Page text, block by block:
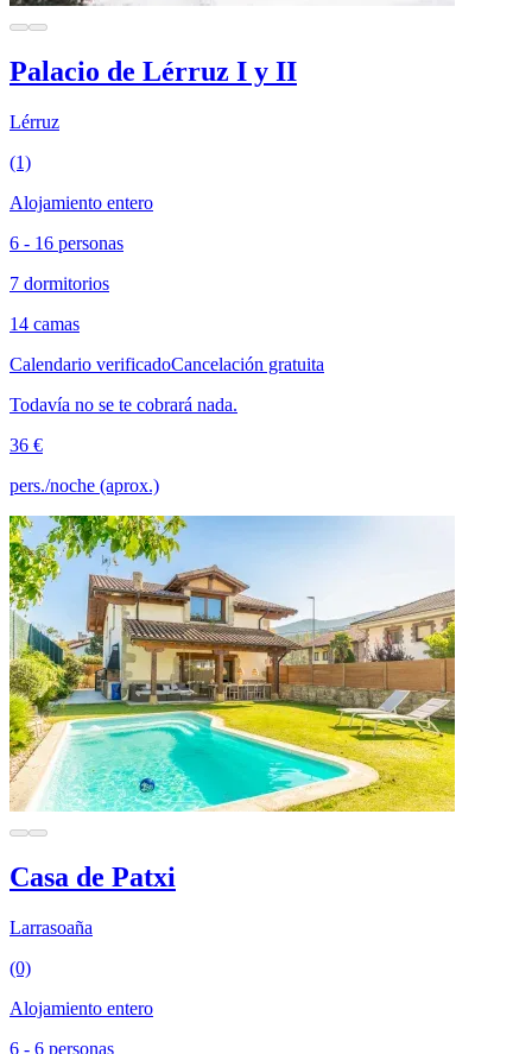
Palacio de Lérruz I y II
Lérruz
(1)
Alojamiento entero
6 - 16 personas
7 dormitorios
14 camas
Calendario verificadoCancelación gratuita
Todavía no se te cobrará nada.
36 €
pers./noche (aprox.)
Casa de Patxi
Larrasoaña
(0)
Alojamiento entero
6 - 6 personas